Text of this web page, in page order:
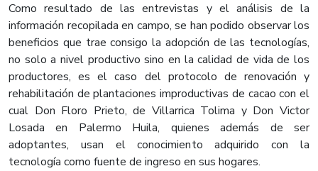
Como resultado de las entrevistas y el análisis de la
información recopilada en campo, se han podido observar los
beneficios que trae consigo la adopción de las tecnologías,
no solo a nivel productivo sino en la calidad de vida de los
productores, es el caso del protocolo de renovación y
rehabilitación de plantaciones improductivas de cacao con el
cual Don Floro Prieto, de Villarrica Tolima y Don Victor
Losada en Palermo Huila, quienes además de ser
adoptantes, usan el conocimiento adquirido con la
tecnología como fuente de ingreso en sus hogares.